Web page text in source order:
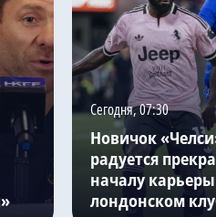
Сегодня, 07:30
Новичок
радуется
началу
лондонском